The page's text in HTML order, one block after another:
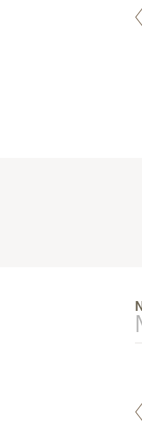
Pacifique à la carte est le